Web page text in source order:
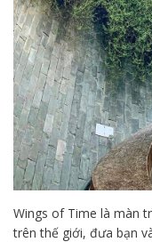
Wings of Time là màn
trên thế giới, đưa bạn